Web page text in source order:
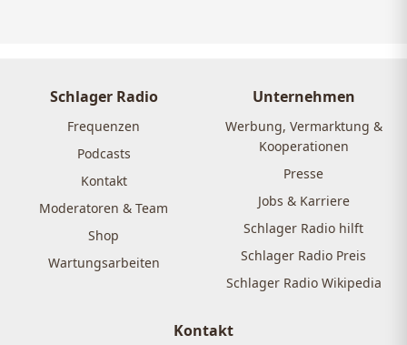
Schlager Radio
Frequenzen
Podcasts
Kontakt
Moderatoren & Team
Shop
Wartungsarbeiten
Unternehmen
Werbung, Vermarktung &
Kooperationen
Presse
Jobs & Karriere
Schlager Radio hilft
Schlager Radio Preis
Schlager Radio Wikipedia
Kontakt